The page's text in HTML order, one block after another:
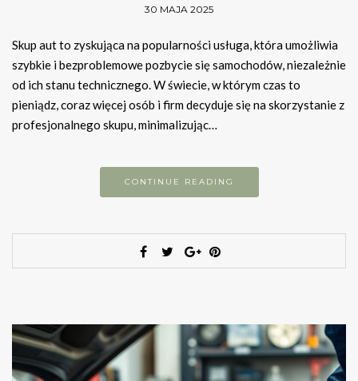
30 MAJA 2025
Skup aut to zyskująca na popularności usługa, która umożliwia
szybkie i bezproblemowe pozbycie się samochodów, niezależnie
od ich stanu technicznego. W świecie, w którym czas to
pieniądz, coraz więcej osób i firm decyduje się na skorzystanie z
profesjonalnego skupu, minimalizując…
CONTINUE READING